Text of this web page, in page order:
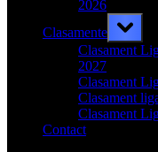
2026
Clasamente
Toggle
sub-
menu
Clasament
2027
Clasament
Clasament
Clasament
Contact